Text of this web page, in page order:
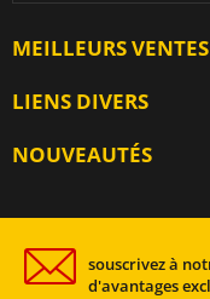
MEILLEURS VENTES
LIENS DIVERS
NOUVEAUTÉS
souscrivez à
d'avantages